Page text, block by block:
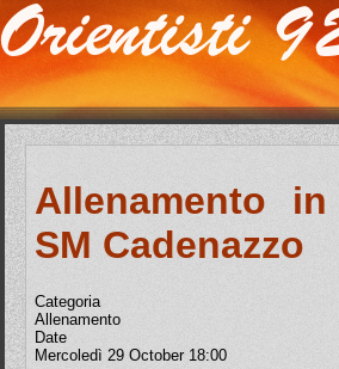
Allenamento
SM Cadenazzo
Categoria
Allenamento
Date
Mercoledì 29 October 18:00